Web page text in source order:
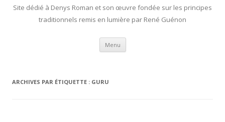
Site dédié à Denys Roman et son œuvre fondée sur les principes
traditionnels remis en lumière par René Guénon
Menu Aller
contenu
ARCHIVES PAR ÉTIQUETTE : GURU